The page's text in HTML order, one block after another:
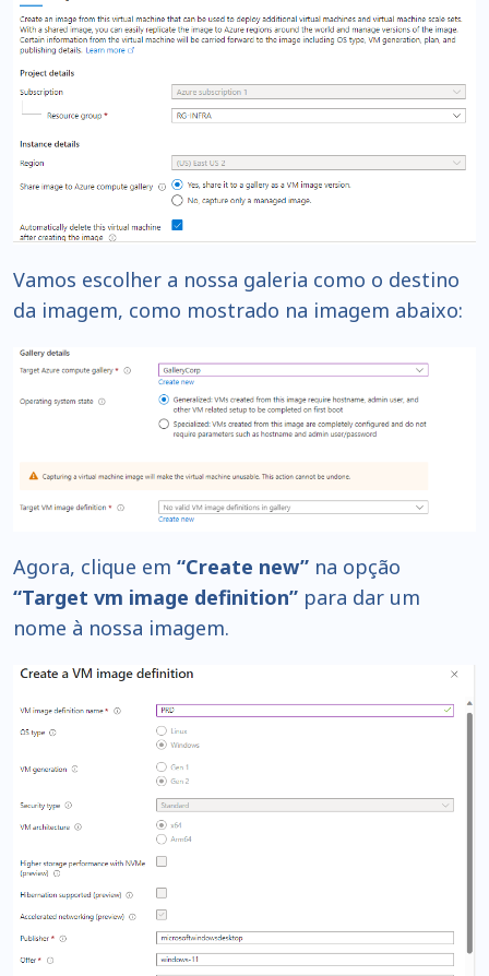
Vamos escolher a nossa galeria como o destino
da imagem, como mostrado na imagem abaixo:
Agora, clique em “Create new” na opção
“Target vm image definition” para dar um
nome à nossa imagem.